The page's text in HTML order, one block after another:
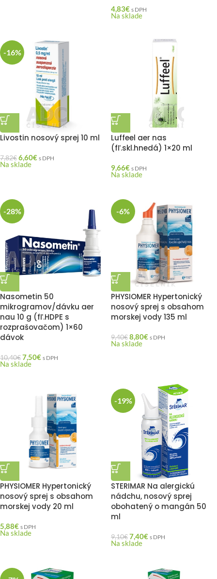
4,83€ s DPH
Na sklade
-16%
Livostin nosový sprej 10 ml
7,82€6,60€ s DPH
Na sklade
Luffeel aer nas
(fľ.skl.hnedá) 1×20 ml
9,66€ s DPH
Na sklade
-28%
Nasometin 50
mikrogramov/dávku aer
nau 10 g (fľ.HDPE s
rozprašovačom) 1×60
dávok
10,40€7,50€ s DPH
Na sklade
-6%
PHYSIOMER Hypertonický
nosový sprej s obsahom
morskej vody 135 ml
9,40€8,80€ s DPH
Na sklade
PHYSIOMER Hypertonický
nosový sprej s obsahom
morskej vody 20 ml
5,88€ s DPH
Na sklade
-19%
STERIMAR Na alergickú
nádchu, nosový sprej
obohatený o mangán 50
ml
9,10€7,40€ s DPH
Na sklade